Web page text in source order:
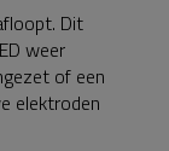
Dit
weer
of een
elektroden